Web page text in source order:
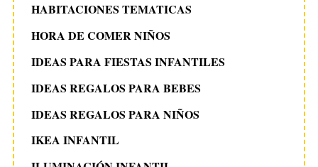
HABITACIONES TEMATICAS
HORA DE COMER NIÑOS
IDEAS PARA FIESTAS INFANTILES
IDEAS REGALOS PARA BEBES
IDEAS REGALOS PARA NIÑOS
IKEA INFANTIL